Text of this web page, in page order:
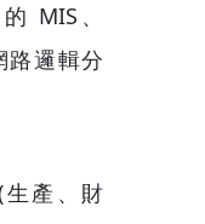
MIS、
路邏輯分
產、財